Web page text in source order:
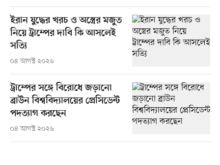
ইরান যুদ্ধের খরচ ও অস্ত্রের মজুত
নিয়ে ট্রাম্পের দাবি কি আসলেই
সত্যি
০৪ আগস্ট ২০২৬
ট্রাম্পের সঙ্গে বিরোধে জড়ানো
ব্রাউন বিশ্ববিদ্যালয়ের প্রেসিডেন্ট
পদত্যাগ করছেন
০৪ আগস্ট ২০২৬